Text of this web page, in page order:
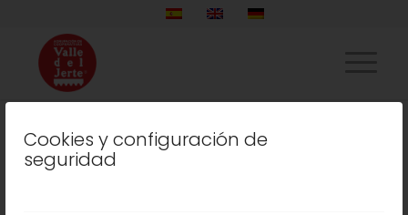
Cookies y configuración de
seguridad
LISTADO DE LA ETIQUETA: